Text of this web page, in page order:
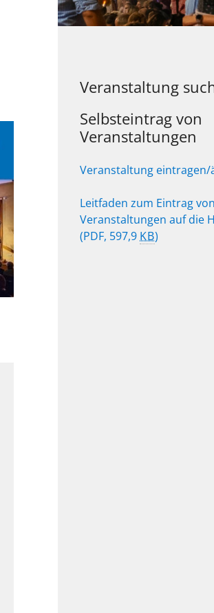
Veranstaltung
Selbsteintrag von
Veranstaltungen
Veranstaltung eintragen/
Leitfaden zum Eintrag von
Veranstaltungen auf die
(PDF, 597,9 KB)